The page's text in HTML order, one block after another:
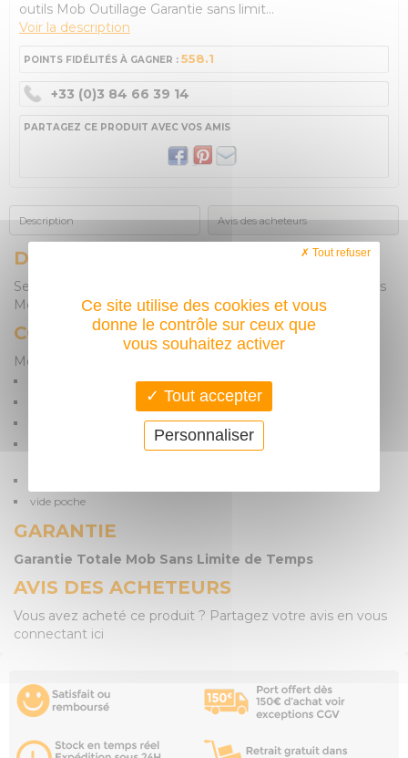
outils Mob Outillage Garantie sans limit...
Voir la description
POINTS FIDÉLITÉS À GAGNER : 558.1
+33 (0)3 84 66 39 14
PARTAGEZ CE PRODUIT AVEC VOS AMIS
Description Avis des acheteurs
DESCRIPTION
Servante d'Atelier Selly 4 tiroirs + Soute, Garnie de 50 outils
Mob Outillage Garantie sans limite de temps!
CONSEIL D'UTILISATION
Modules fournis :
Douilles et cliquets 23 pièces : 10 à 32mm
9 clés à fourches : 6x7 à 22x24
Outils de frappe : 1 rivoir, 1 maillet, 1 burin, 1 pointeau, 3 chasse
vide poche
GARANTIE
Garantie Totale Mob Sans Limite de Temps
AVIS DES ACHETEURS
Vous avez acheté ce produit ? Partagez votre avis en vous
connectant ici
Ce site utilise des cookies et vous
donne le contrôle sur ceux que
vous souhaitez activer
Tout accepter
Tout refuser
Personnaliser